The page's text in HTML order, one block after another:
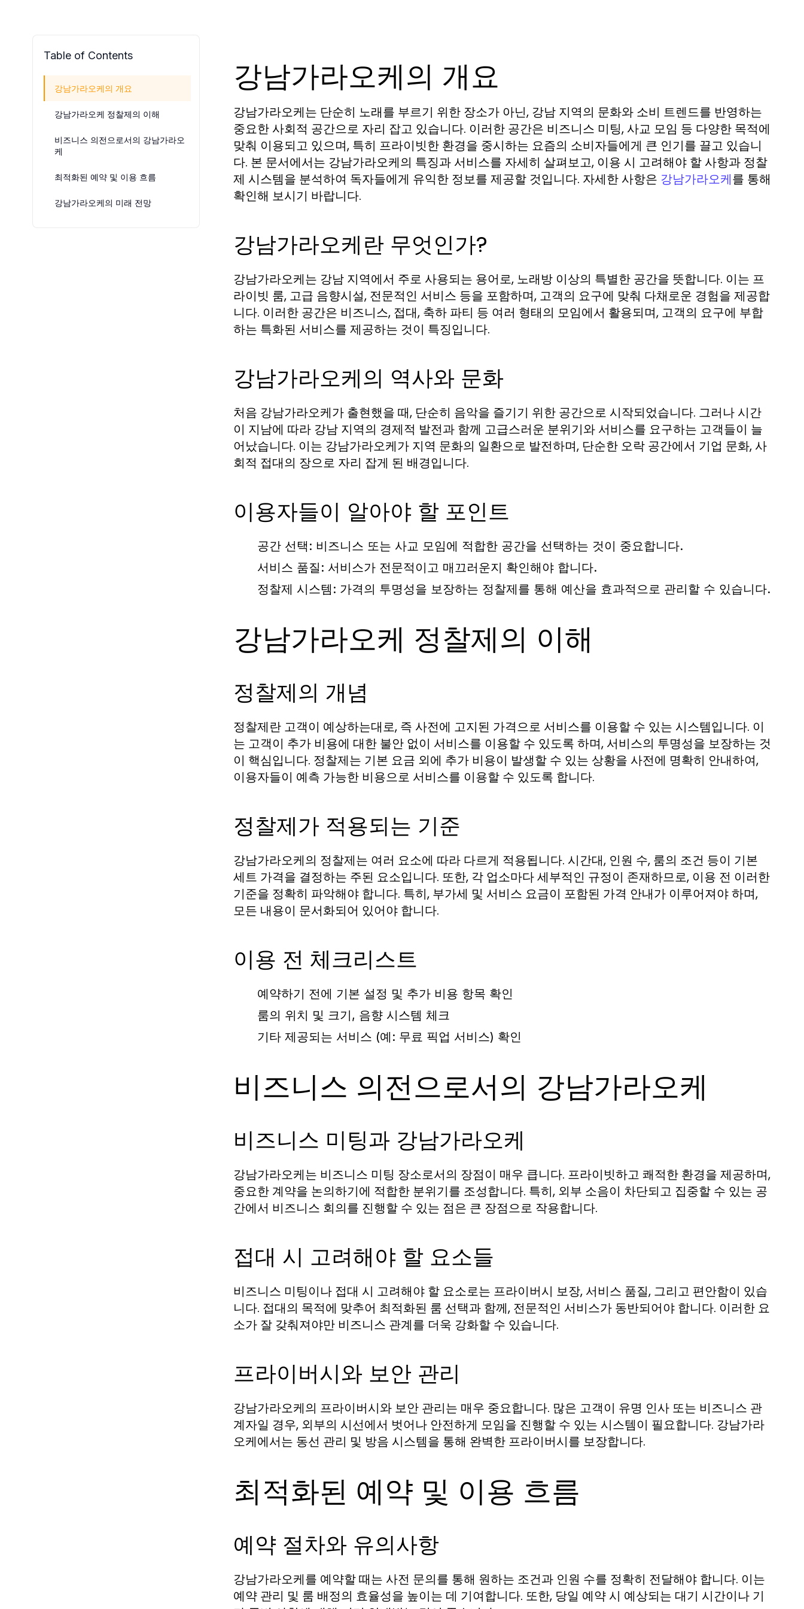
Table of Contents
강남가라오케의 개요
강남가라오케 정찰제의 이해
비즈니스 의전으로서의 강남가라오
케
최적화된 예약 및 이용 흐름
강남가라오케의 미래 전망
강남가라오케의 개요
강남가라오케는 단순히 노래를 부르기 위한 장소가 아닌, 강남 지역의 문화와 소비 트렌드를 반영하는
중요한 사회적 공간으로 자리 잡고 있습니다. 이러한 공간은 비즈니스 미팅, 사교 모임 등 다양한 목적에
맞춰 이용되고 있으며, 특히 프라이빗한 환경을 중시하는 요즘의 소비자들에게 큰 인기를 끌고 있습니
다. 본 문서에서는 강남가라오케의 특징과 서비스를 자세히 살펴보고, 이용 시 고려해야 할 사항과 정찰
제 시스템을 분석하여 독자들에게 유익한 정보를 제공할 것입니다. 자세한 사항은 강남가라오케를 통해
확인해 보시기 바랍니다.
강남가라오케란 무엇인가?
강남가라오케는 강남 지역에서 주로 사용되는 용어로, 노래방 이상의 특별한 공간을 뜻합니다. 이는 프
라이빗 룸, 고급 음향시설, 전문적인 서비스 등을 포함하며, 고객의 요구에 맞춰 다채로운 경험을 제공합
니다. 이러한 공간은 비즈니스, 접대, 축하 파티 등 여러 형태의 모임에서 활용되며, 고객의 요구에 부합
하는 특화된 서비스를 제공하는 것이 특징입니다.
강남가라오케의 역사와 문화
처음 강남가라오케가 출현했을 때, 단순히 음악을 즐기기 위한 공간으로 시작되었습니다. 그러나 시간
이 지남에 따라 강남 지역의 경제적 발전과 함께 고급스러운 분위기와 서비스를 요구하는 고객들이 늘
어났습니다. 이는 강남가라오케가 지역 문화의 일환으로 발전하며, 단순한 오락 공간에서 기업 문화, 사
회적 접대의 장으로 자리 잡게 된 배경입니다.
이용자들이 알아야 할 포인트
공간 선택: 비즈니스 또는 사교 모임에 적합한 공간을 선택하는 것이 중요합니다.
서비스 품질: 서비스가 전문적이고 매끄러운지 확인해야 합니다.
정찰제 시스템: 가격의 투명성을 보장하는 정찰제를 통해 예산을 효과적으로 관리할 수 있습니다.
강남가라오케 정찰제의 이해
정찰제의 개념
정찰제란 고객이 예상하는대로, 즉 사전에 고지된 가격으로 서비스를 이용할 수 있는 시스템입니다. 이
는 고객이 추가 비용에 대한 불안 없이 서비스를 이용할 수 있도록 하며, 서비스의 투명성을 보장하는 것
이 핵심입니다. 정찰제는 기본 요금 외에 추가 비용이 발생할 수 있는 상황을 사전에 명확히 안내하여,
이용자들이 예측 가능한 비용으로 서비스를 이용할 수 있도록 합니다.
정찰제가 적용되는 기준
강남가라오케의 정찰제는 여러 요소에 따라 다르게 적용됩니다. 시간대, 인원 수, 룸의 조건 등이 기본
세트 가격을 결정하는 주된 요소입니다. 또한, 각 업소마다 세부적인 규정이 존재하므로, 이용 전 이러한
기준을 정확히 파악해야 합니다. 특히, 부가세 및 서비스 요금이 포함된 가격 안내가 이루어져야 하며,
모든 내용이 문서화되어 있어야 합니다.
이용 전 체크리스트
예약하기 전에 기본 설정 및 추가 비용 항목 확인
룸의 위치 및 크기, 음향 시스템 체크
기타 제공되는 서비스 (예: 무료 픽업 서비스) 확인
비즈니스 의전으로서의 강남가라오케
비즈니스 미팅과 강남가라오케
강남가라오케는 비즈니스 미팅 장소로서의 장점이 매우 큽니다. 프라이빗하고 쾌적한 환경을 제공하며,
중요한 계약을 논의하기에 적합한 분위기를 조성합니다. 특히, 외부 소음이 차단되고 집중할 수 있는 공
간에서 비즈니스 회의를 진행할 수 있는 점은 큰 장점으로 작용합니다.
접대 시 고려해야 할 요소들
비즈니스 미팅이나 접대 시 고려해야 할 요소로는 프라이버시 보장, 서비스 품질, 그리고 편안함이 있습
니다. 접대의 목적에 맞추어 최적화된 룸 선택과 함께, 전문적인 서비스가 동반되어야 합니다. 이러한 요
소가 잘 갖춰져야만 비즈니스 관계를 더욱 강화할 수 있습니다.
프라이버시와 보안 관리
강남가라오케의 프라이버시와 보안 관리는 매우 중요합니다. 많은 고객이 유명 인사 또는 비즈니스 관
계자일 경우, 외부의 시선에서 벗어나 안전하게 모임을 진행할 수 있는 시스템이 필요합니다. 강남가라
오케에서는 동선 관리 및 방음 시스템을 통해 완벽한 프라이버시를 보장합니다.
최적화된 예약 및 이용 흐름
예약 절차와 유의사항
강남가라오케를 예약할 때는 사전 문의를 통해 원하는 조건과 인원 수를 정확히 전달해야 합니다. 이는
예약 관리 및 룸 배정의 효율성을 높이는 데 기여합니다. 또한, 당일 예약 시 예상되는 대기 시간이나 기